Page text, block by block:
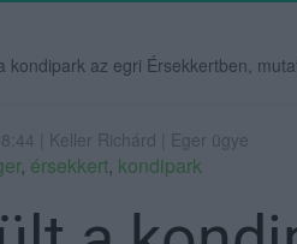
kondipark az egri Érsekkertben,
| Keller Richárd | Eger ügye
, érsekkert, kondipark